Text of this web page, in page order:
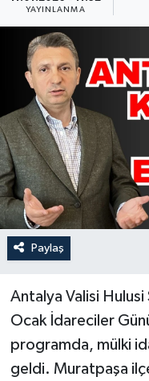
YAYINLANMA
Paylaş
Antalya Valisi Hulusi
Ocak İdareciler
programda, mülki
geldi. Muratpaşa
Görüntülü Haber
Güncel
Kültür & Sanat
Magazin
Resmi İlan
Sağlık & Yaşam
Spor
Haber Arşivi